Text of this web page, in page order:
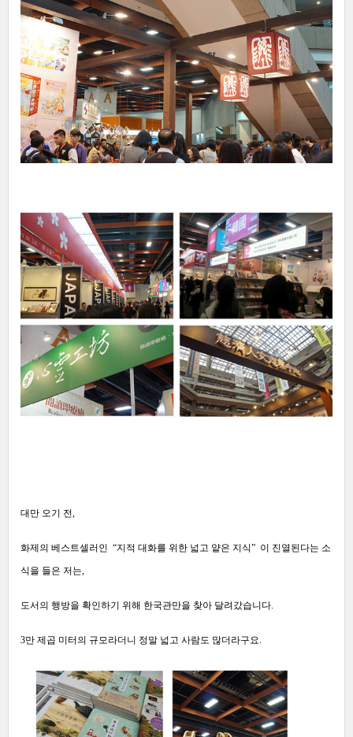
대만 오기 전,
화제의 베스트셀러인 “지적 대화를 위한 넓고 얕은 지식” 이 진열된다는 소
식을 들은 저는,
도서의 행방을 확인하기 위해 한국관만을 찾아 달려갔습니다.
3만 제곱 미터의 규모라더니 정말 넓고 사람도 많더라구요.